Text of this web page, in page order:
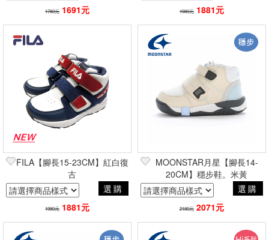
1780元 1691元 1980元 1881元
FILA【腳長15-23CM】紅白復
古
選購
1980元 1881元
MOONSTAR月星【腳長14-
20CM】穩步鞋。米黃
選購
2180元 2071元